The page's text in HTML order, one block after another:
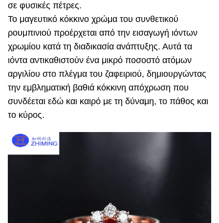
σε φυσικές πέτρες.
Το μαγευτικό κόκκινο χρώμα του συνθετικού
ρουμπινιού προέρχεται από την εισαγωγή ιόντων
χρωμίου κατά τη διαδικασία ανάπτυξης. Αυτά τα
ιόντα αντικαθιστούν ένα μικρό ποσοστό ατόμων
αργιλίου στο πλέγμα του ζαφειριού, δημιουργώντας
την εμβληματική βαθιά κόκκινη απόχρωση που
συνδέεται εδώ και καιρό με τη δύναμη, το πάθος και
το κύρος.